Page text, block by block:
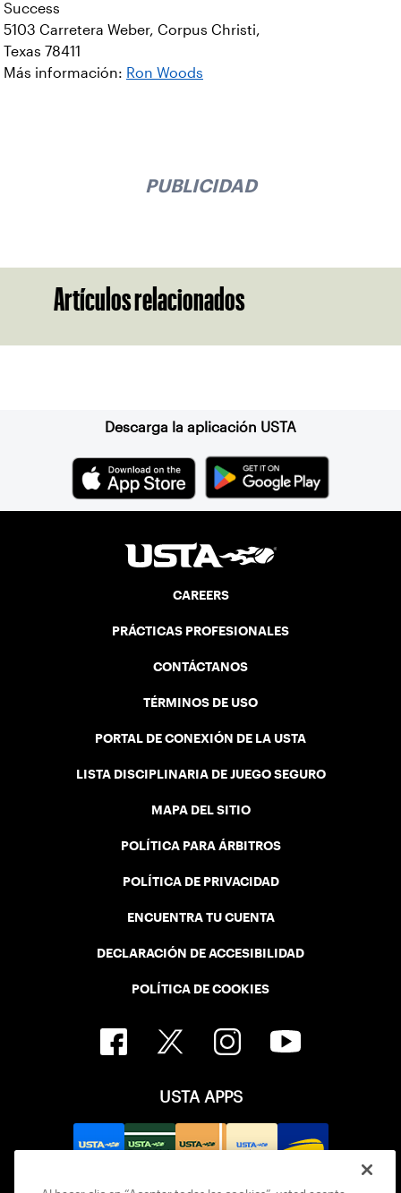
Success
5103 Carretera Weber, Corpus Christi,
Texas 78411
Más información: Ron Woods
PUBLICIDAD
Artículos relacionados
Descarga la aplicación USTA
CAREERS
PRÁCTICAS PROFESIONALES
CONTÁCTANOS
TÉRMINOS DE USO
PORTAL DE CONEXIÓN DE LA USTA
LISTA DISCIPLINARIA DE JUEGO SEGURO
MAPA DEL SITIO
POLÍTICA PARA ÁRBITROS
POLÍTICA DE PRIVACIDAD
ENCUENTRA TU CUENTA
DECLARACIÓN DE ACCESIBILIDAD
POLÍTICA DE COOKIES
USTA APPS